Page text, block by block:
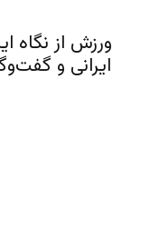
ورزش از نگاه